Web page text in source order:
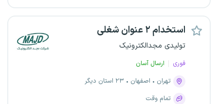
استخدام ۲ عنوان شغلی
تولیدی مجدالکترونیک
فوری
ارسال آسان
تهران
اصفهان
۲۳ استان دیگر
تمام وقت